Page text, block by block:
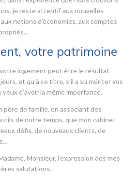
je reste attentif aux nouvelles
notions d’économies, aux comptes
votre patrimoine
logement peut être le résultat
et qu’à ce titre, s’il a su mériter vos
d’avoir la même importance.
père de famille, en associant des
de notre temps, que mon cabinet
défis, de nouveaux clients, de
Monsieur, l’expression des mes
salutations.